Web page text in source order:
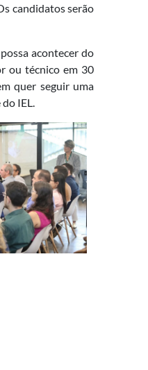
candidatos serão
acontecer do
ou técnico em 30
quer seguir uma
IEL.